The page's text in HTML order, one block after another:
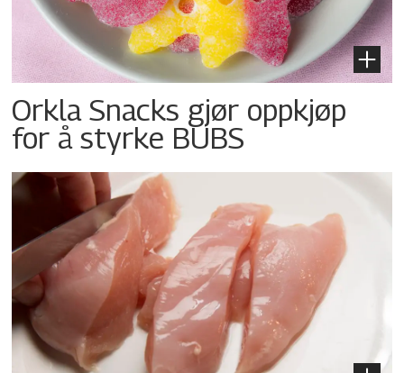
Orkla Snacks gjør oppkjøp
for å styrke BUBS